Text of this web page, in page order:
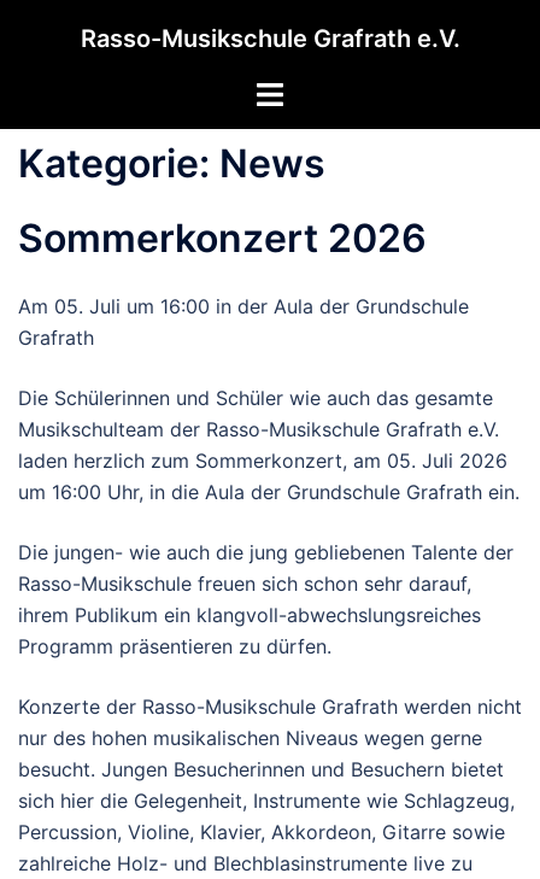
Rasso-Musikschule Grafrath e.V.
Menü
Kategorie: News
Sommerkonzert 2026
Am 05. Juli um 16:00 in der Aula der Grundschule
Grafrath
Die Schülerinnen und Schüler wie auch das gesamte
Musikschulteam der Rasso-Musikschule Grafrath e.V.
laden herzlich zum Sommerkonzert, am 05. Juli 2026
um 16:00 Uhr, in die Aula der Grundschule Grafrath ein.
Die jungen- wie auch die jung gebliebenen Talente der
Rasso-Musikschule freuen sich schon sehr darauf,
ihrem Publikum ein klangvoll-abwechslungsreiches
Programm präsentieren zu dürfen.
Konzerte der Rasso-Musikschule Grafrath werden nicht
nur des hohen musikalischen Niveaus wegen gerne
besucht. Jungen Besucherinnen und Besuchern bietet
sich hier die Gelegenheit, Instrumente wie Schlagzeug,
Percussion, Violine, Klavier, Akkordeon, Gitarre sowie
zahlreiche Holz- und Blechblasinstrumente live zu